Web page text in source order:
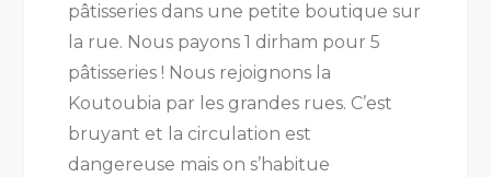
pâtisseries dans une petite boutique sur
la rue. Nous payons 1 dirham pour 5
pâtisseries ! Nous rejoignons la
Koutoubia par les grandes rues. C’est
bruyant et la circulation est
dangereuse mais on s’habitue